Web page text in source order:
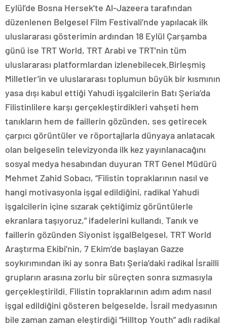
Eylül’de Bosna Hersek’te Al-Jazeera tarafından
düzenlenen Belgesel Film Festivali’nde yapılacak ilk
uluslararası gösterimin ardından 18 Eylül Çarşamba
günü ise TRT World, TRT Arabi ve TRT’nin tüm
uluslararası platformlardan izlenebilecek.Birleşmiş
Milletler’in ve uluslararası toplumun büyük bir kısmının
yasa dışı kabul ettiği Yahudi işgalcilerin Batı Şeria’da
Filistinlilere karşı gerçekleştirdikleri vahşeti hem
tanıkların hem de faillerin gözünden, ses getirecek
çarpıcı görüntüler ve röportajlarla dünyaya anlatacak
olan belgeselin televizyonda ilk kez yayınlanacağını
sosyal medya hesabından duyuran TRT Genel Müdürü
Mehmet Zahid Sobacı, “Filistin topraklarının nasıl ve
hangi motivasyonla işgal edildiğini, radikal Yahudi
işgalcilerin içine sızarak çektiğimiz görüntülerle
ekranlara taşıyoruz,” ifadelerini kullandı. Tanık ve
faillerin gözünden Siyonist işgalBelgesel, TRT World
Araştırma Ekibi’nin, 7 Ekim’de başlayan Gazze
soykırımından iki ay sonra Batı Şeria’daki radikal İsrailli
grupların arasına zorlu bir süreçten sonra sızmasıyla
gerçekleştirildi. Filistin topraklarının adım adım nasıl
işgal edildiğini gösteren belgeselde, İsrail medyasının
bile zaman zaman eleştirdiği “Hilltop Youth” adlı radikal